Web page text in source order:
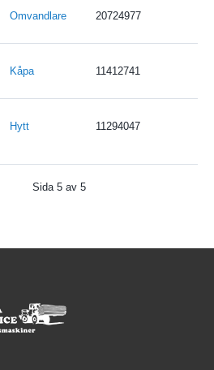
Omvandlare 20724977
Kåpa 11412741
Hytt 11294047
Sida 5 av 5